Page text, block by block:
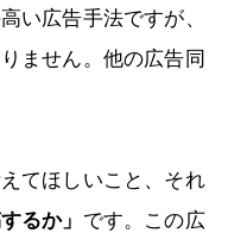
い広告手法ですが、
ません。他の広告同
てほしいこと、それ
るか」 です。この広